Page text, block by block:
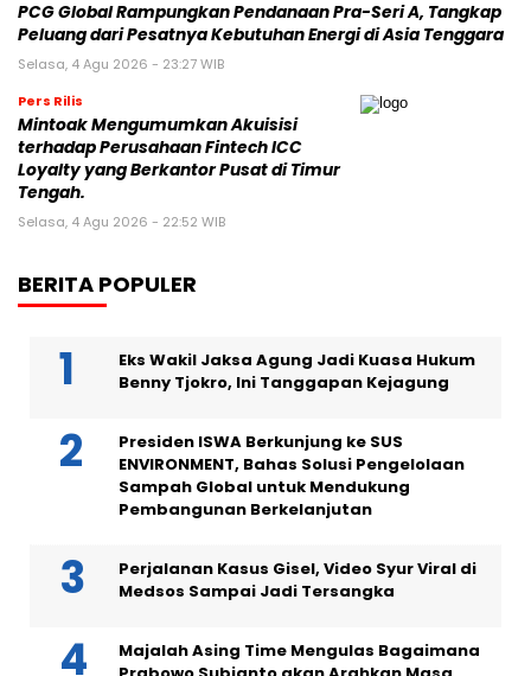
PCG Global Rampungkan Pendanaan Pra-Seri A, Tangkap
Peluang dari Pesatnya Kebutuhan Energi di Asia Tenggara
Selasa, 4 Agu 2026 - 23:27 WIB
Pers Rilis
Mintoak Mengumumkan Akuisisi
terhadap Perusahaan Fintech ICC
Loyalty yang Berkantor Pusat di Timur
Tengah.
Selasa, 4 Agu 2026 - 22:52 WIB
BERITA POPULER
Eks Wakil Jaksa Agung Jadi Kuasa Hukum
Benny Tjokro, Ini Tanggapan Kejagung
Presiden ISWA Berkunjung ke SUS
ENVIRONMENT, Bahas Solusi Pengelolaan
Sampah Global untuk Mendukung
Pembangunan Berkelanjutan
Perjalanan Kasus Gisel, Video Syur Viral di
Medsos Sampai Jadi Tersangka
Majalah Asing Time Mengulas Bagaimana